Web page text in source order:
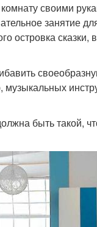
своими
занятие
островка
музыкальных
быть такой,